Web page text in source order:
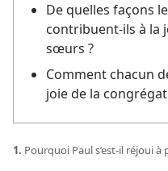
De quelles façons
contribuent-ils à la
sœurs ?
Comment chacun
joie de la
1. Pourquoi Paul s’est-il réjoui